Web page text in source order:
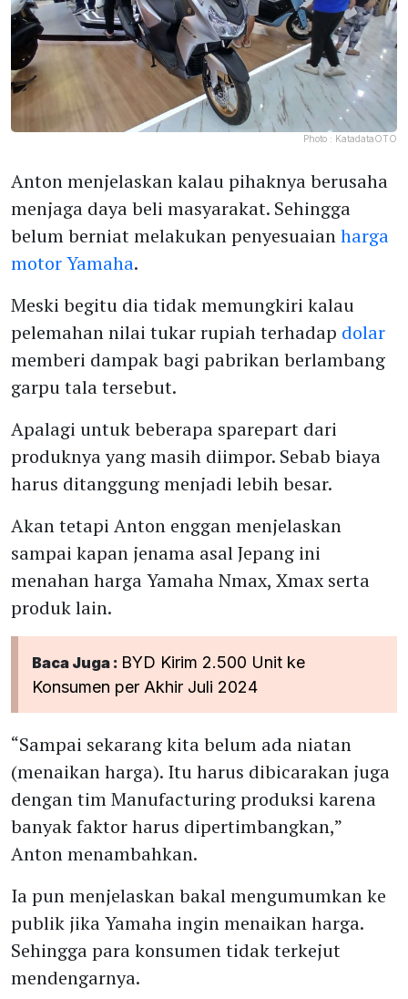
Photo : KatadataOTO
Anton menjelaskan kalau pihaknya berusaha
menjaga daya beli masyarakat. Sehingga
belum berniat melakukan penyesuaianharga
motor Yamaha.
Meski begitu dia tidak memungkiri kalau
pelemahan nilai tukar rupiah terhadap dolar
memberi dampak bagi pabrikan berlambang
garpu tala tersebut.
Apalagi untuk beberapa sparepart dari
produknya yang masih diimpor. Sebab biaya
harus ditanggung menjadi lebih besar.
Akan tetapi Anton enggan menjelaskan
sampai kapan jenama asal Jepang ini
menahan harga Yamaha Nmax, Xmax serta
produk lain.
Baca Juga : BYD Kirim 2.500 Unit ke
Konsumen per Akhir Juli 2024
“Sampai sekarang kita belum ada niatan
(menaikan harga). Itu harus dibicarakan juga
dengan tim Manufacturing produksi karena
banyak faktor harus dipertimbangkan,”
Anton menambahkan.
Ia pun menjelaskan bakal mengumumkan ke
publik jika Yamaha ingin menaikan harga.
Sehingga para konsumen tidak terkejut
mendengarnya.